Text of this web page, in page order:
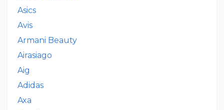
Asics
Avis
Armani Beauty
Airasiago
Aig
Adidas
Axa